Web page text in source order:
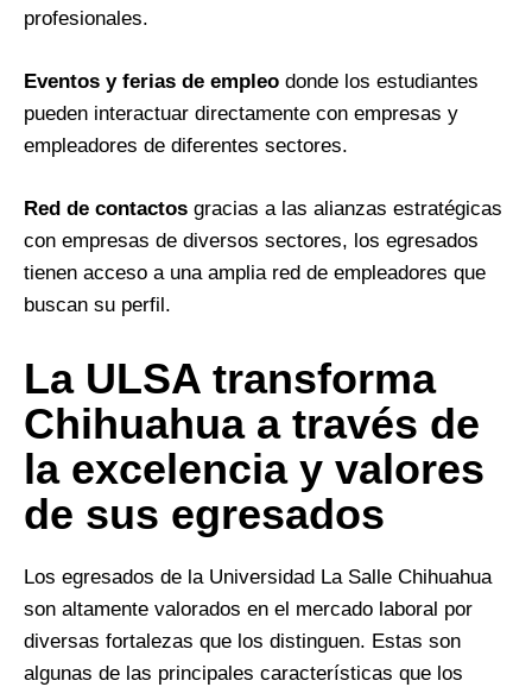
profesionales.
Eventos y ferias de empleo donde los estudiantes
pueden interactuar directamente con empresas y
empleadores de diferentes sectores.
Red de contactos gracias a las alianzas estratégicas
con empresas de diversos sectores, los egresados
tienen acceso a una amplia red de empleadores que
buscan su perfil.
La ULSA transforma
Chihuahua a través de
la excelencia y valores
de sus egresados
Los egresados de la Universidad La Salle Chihuahua
son altamente valorados en el mercado laboral por
diversas fortalezas que los distinguen. Estas son
algunas de las principales características que los